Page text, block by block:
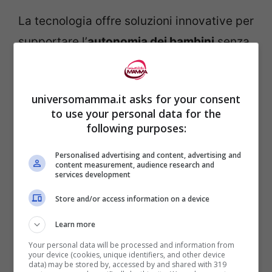
La tecnologia offre soluzioni innovative per
supportare l’autonomia dei bambinisenza
trascurare la sicurezza:
Smartwatch GPS per bambini:
Questo dispositivo permette di
e di effettuare chiamate a numeri
preselezionati. Offre funzionalità
come il tasto SOS e la definizione di
aree sicure. È importante scegliere
modelli che rispettino la privacy e
che siano dotati di una buona
universomamma.it asks for your consent
to use your personal data for the
following purposes:
Personalised advertising and content, advertising and
content measurement, audience research and
services development
Store and/or access information on a device
Learn more
Your personal data will be processed and information from
your device (cookies, unique identifiers, and other device
data) may be stored by, accessed by and shared with 319